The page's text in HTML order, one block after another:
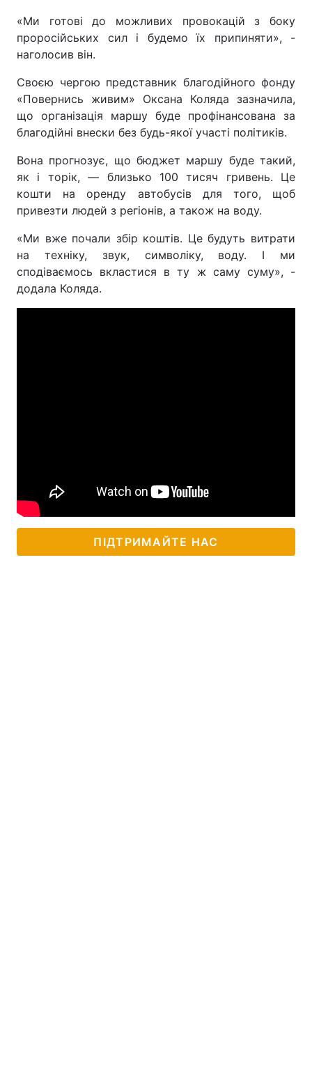
«Ми готові до можливих провокацій з боку
проросійських сил і будемо їх припиняти», -
наголосив він.
Своєю чергою представник благодійного фонду
«Повернись живим» Оксана Коляда зазначила,
що організація маршу буде профінансована за
благодійні внески без будь-якої участі політиків.
Вона прогнозує, що бюджет маршу буде такий,
як і торік, — близько 100 тисяч гривень. Це
кошти на оренду автобусів для того, щоб
привезти людей з регіонів, а також на воду.
«Ми вже почали збір коштів. Це будуть витрати
на техніку, звук, символіку, воду. І ми
сподіваємось вкластися в ту ж саму суму», -
додала Коляда.
ПІДТРИМАЙТЕ НАС